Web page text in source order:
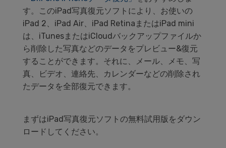
す。このiPad写真復元ソフトにより、お使いの
iPad 2、iPad Air、iPad RetinaまたはiPad mini
は、iTunesまたはiCloudバックアップファイルか
ら削除した写真などのデータをプレビュー&復元
することができます。それに、メール、メモ、写
真、ビデオ、連絡先、カレンダーなどの削除され
たデータを全部復元できます。
まずはiPad写真復元ソフトの無料試用版をダウン
ロードしてください。